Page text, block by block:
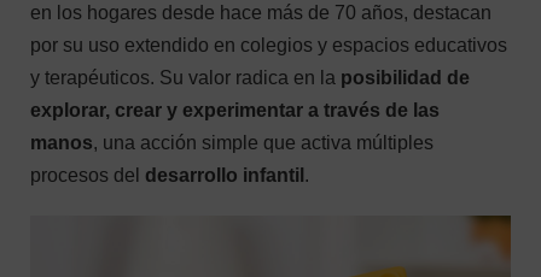
en los hogares desde hace más de 70 años, destacan
por su uso extendido en colegios y espacios educativos
y terapéuticos. Su valor radica en la posibilidad de
explorar, crear y experimentar a través de las
manos, una acción simple que activa múltiples
procesos del desarrollo infantil .